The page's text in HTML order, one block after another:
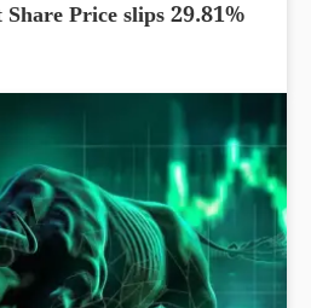
Price slips 29.81%